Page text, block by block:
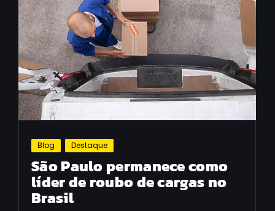
Blog Destaque
São Paulo permanece como
líder de roubo de cargas no
Brasil